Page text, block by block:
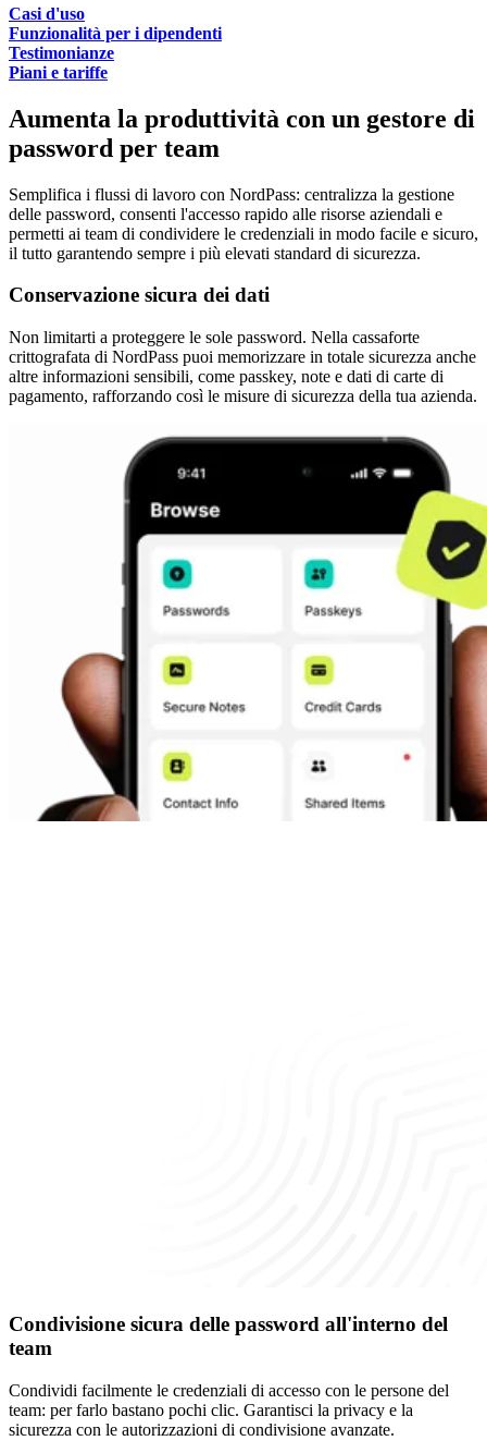
Casi d'uso
Funzionalità per i dipendenti
Testimonianze
Piani e tariffe
Aumenta la produttività con un gestore di
password per team
Semplifica i flussi di lavoro con NordPass: centralizza la gestione
delle password, consenti l'accesso rapido alle risorse aziendali e
permetti ai team di condividere le credenziali in modo facile e sicuro,
il tutto garantendo sempre i più elevati standard di sicurezza.
Conservazione sicura dei dati
Non limitarti a proteggere le sole password. Nella cassaforte
crittografata di NordPass puoi memorizzare in totale sicurezza anche
altre informazioni sensibili, come passkey, note e dati di carte di
pagamento, rafforzando così le misure di sicurezza della tua azienda.
Condivisione sicura delle password all'interno del
team
Condividi facilmente le credenziali di accesso con le persone del
team: per farlo bastano pochi clic. Garantisci la privacy e la
sicurezza con le autorizzazioni di condivisione avanzate.